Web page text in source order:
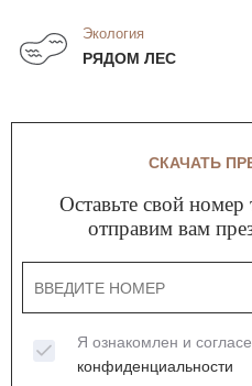
Экология
РЯДОМ ЛЕС
СКАЧАТЬ
Оставьте свой
отправим вам
Я ознакомлен и
конфиденциальности